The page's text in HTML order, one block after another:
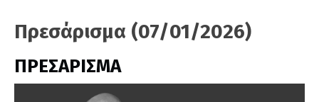
Πρεσάρισμα (07/01/2026)
ΠΡΕΣΑΡΙΣΜΑ